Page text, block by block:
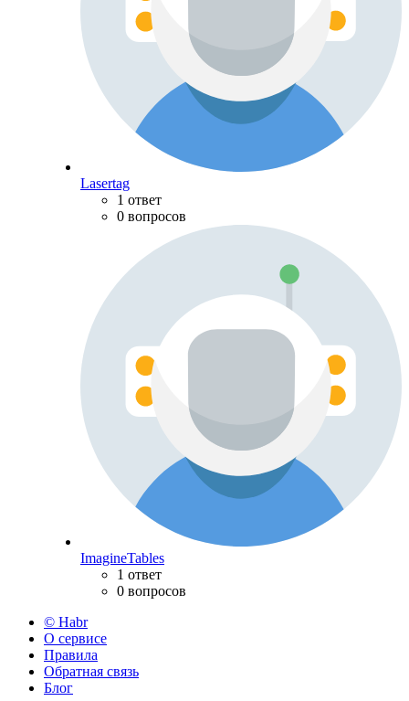
Lasertag
1 ответ
0 вопросов
ImagineTables
1 ответ
0 вопросов
© Habr
О сервисе
Правила
Обратная связь
Блог